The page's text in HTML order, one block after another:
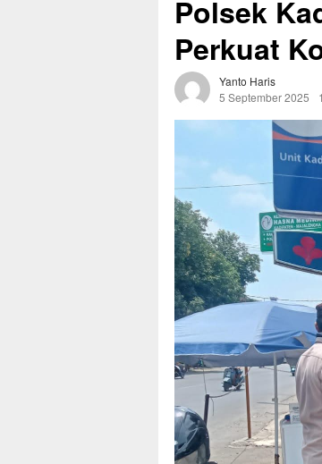
Polsek
Perkuat
Yanto Haris
5 September 2025